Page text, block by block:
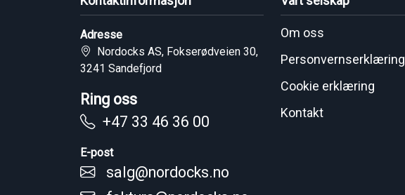
Adresse
Nordocks AS, Fokserødveien 30,
3241 Sandefjord
Ring oss
+47 33 46 36 00
E-post
salg@nordocks.no
Om oss
Personvernserklæring
Cookie erklæring
Kontakt